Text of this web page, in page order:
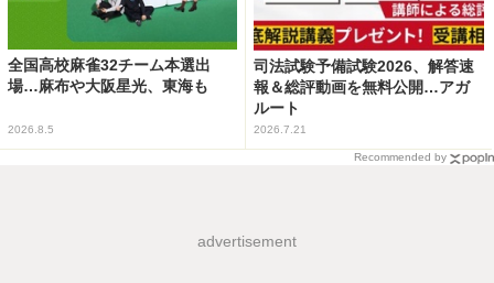
全国高校麻雀32チーム本選出
場…麻布や大阪星光、東海も
2026.8.5
司法試験予備試験2026、解答速
報＆総評動画を無料公開…アガ
ルート
2026.7.21
Recommended by
advertisement